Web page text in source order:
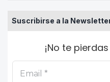
Suscribirse a la
¡No te